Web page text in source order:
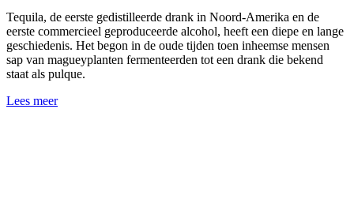
Tequila, de eerste gedistilleerde drank in Noord-Amerika en de
eerste commercieel geproduceerde alcohol, heeft een diepe en lange
geschiedenis. Het begon in de oude tijden toen inheemse mensen
sap van magueyplanten fermenteerden tot een drank die bekend
staat als pulque.
Lees meer